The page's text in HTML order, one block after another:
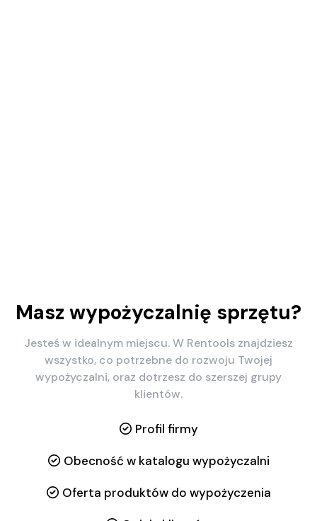
Masz wypożyczalnię sprzętu?
Jesteś w idealnym miejscu. W Rentools znajdziesz
wszystko, co potrzebne do rozwoju Twojej
wypożyczalni, oraz dotrzesz do szerszej grupy
klientów.
Profil firmy
Obecność w katalogu wypożyczalni
Oferta produktów do wypożyczenia